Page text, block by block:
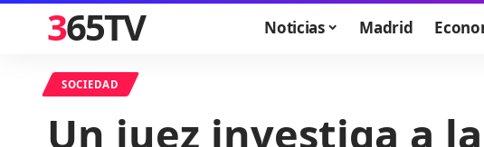
365TV Noticias Madrid
SOCIEDAD
Un juez investiga a